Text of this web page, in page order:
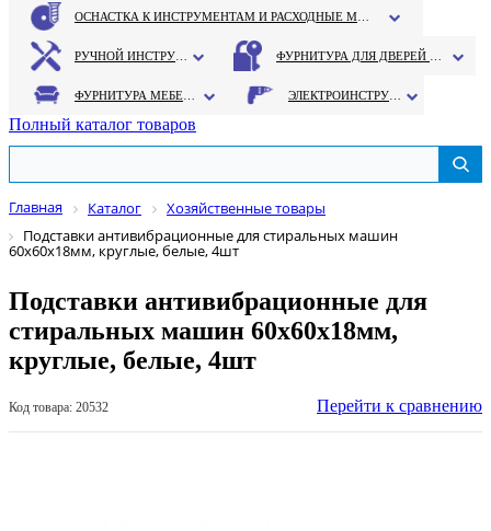
Полный каталог товаров
Главная Каталог
Хозяйственные товары
Подставки антивибрационные для стиральных машин
60х60х18мм, круглые, белые, 4шт
Подставки антивибрационные для
стиральных машин 60х60х18мм,
круглые, белые, 4шт
Код товара: 20532 Перейти к сравнению